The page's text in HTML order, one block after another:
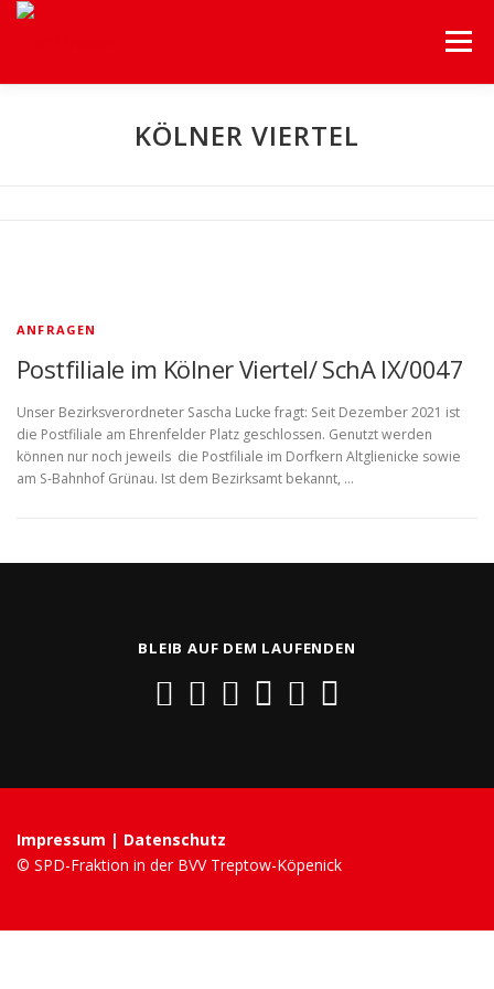
Menü
UNSERE FRAKTION UNSERE THEMEN
KÖLNER VIERTEL
ANFRAGEN
Postfiliale im Kölner Viertel/ SchA IX/0047
Unser Bezirksverordneter Sascha Lucke fragt: Seit Dezember 2021 ist
die Postfiliale am Ehrenfelder Platz geschlossen. Genutzt werden
können nur noch jeweils die Postfiliale im Dorfkern Altglienicke sowie
am S-Bahnhof Grünau. Ist dem Bezirksamt bekannt, …
BLEIB AUF DEM LAUFENDEN
Impressum | Datenschutz
© SPD-Fraktion in der BVV Treptow-Köpenick